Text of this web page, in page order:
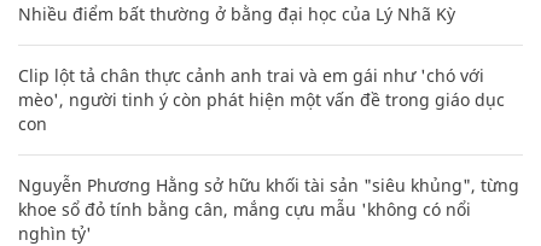
Nhiều điểm bất thường ở bằng đại học của Lý Nhã Kỳ
Clip lột tả chân thực cảnh anh trai và em gái như 'chó với
mèo', người tinh ý còn phát hiện một vấn đề trong giáo dục
con
Nguyễn Phương Hằng sở hữu khối tài sản "siêu khủng", từng
khoe sổ đỏ tính bằng cân, mắng cựu mẫu 'không có nổi
nghìn tỷ'